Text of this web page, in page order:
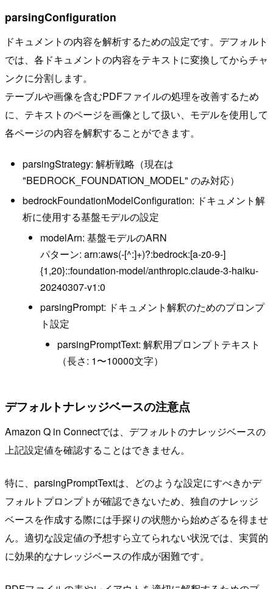
parsingConfiguration
ドキュメントの内容を解析するための設定です。デフォルト
では、各ドキュメントの内容をテキストに変換してからチャ
ンクに分割します。
テーブルや画像を含むPDFファイルの処理を改善するため
に、テキストのページを画像として扱い、モデルを使用して
各ページの内容を解釈することができます。
parsingStrategy: 解析戦略（現在は
"BEDROCK_FOUNDATION_MODEL" のみ対応）
bedrockFoundationModelConfiguration: ドキュメント解
析に使用する基盤モデルの設定
modelArn: 基盤モデルのARN
パターン: arn:aws(-[^:]+)?:bedrock:[a-z0-9-]
{1,20}::foundation-model/anthropic.claude-3-haiku-
20240307-v1:0
parsingPrompt: ドキュメント解釈のためのプロンプ
ト設定
parsingPromptText: 解釈用プロンプトテキスト
（長さ: 1〜10000文字）
デフォルトナレッジベースの注意点
Amazon Q in Connectでは、デフォルトのナレッジベースの
上記設定値を確認することはできません。
特に、parsingPromptTextは、どのような設定にすべきかデ
フォルトプロンプトが確認できないため、独自のナレッジ
ベースを作成する際には手探りの状態から始めざるを得ませ
ん。適切な設定値の予想すら立てられない状況では、実質的
に効果的なナレッジベースの作成が困難です。